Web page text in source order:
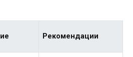
Рекомендации